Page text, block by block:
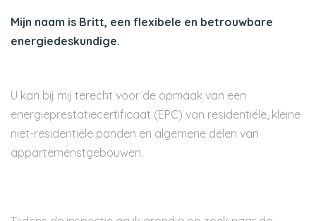
Mijn naam is Britt, een flexibele en betrouwbare
energiedeskundige.
U kan bij mij terecht voor de opmaak van een
energieprestatiecertificaat (EPC) van residentiële, kleine
niet-residentiële panden en algemene delen van
appartemenstgebouwen.